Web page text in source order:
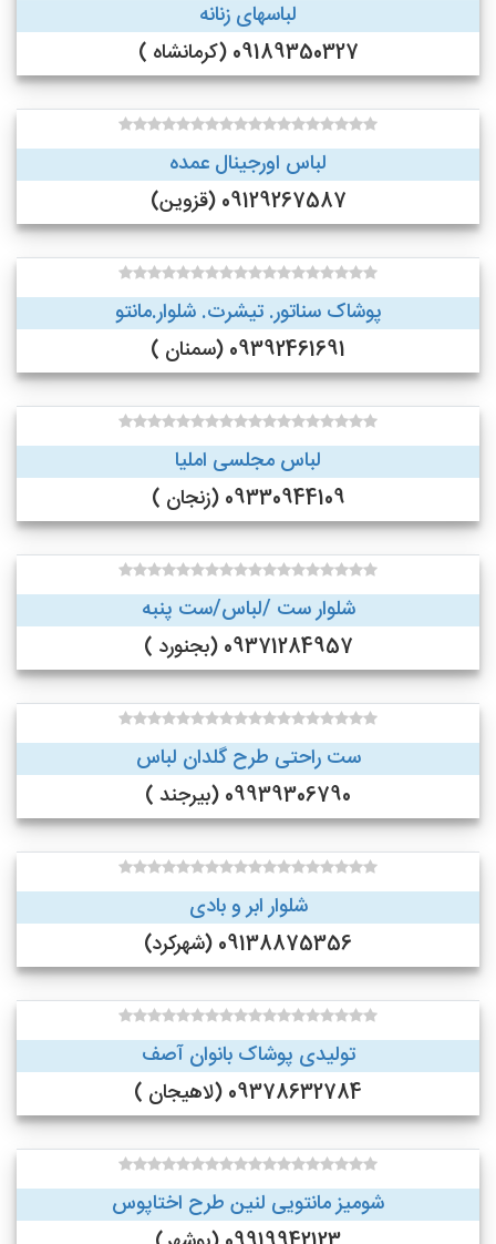
لباسهای زنانه
09189350327 (کرمانشاه )
لباس اورجینال عمده
09129267587 (قزوین)
پوشاک سناتور. تیشرت. شلوار.مانتو
09392461691 (سمنان )
لباس مجلسی املیا
09330944109 (زنجان )
شلوار ست /لباس/ست پنبه
09371284957 (بجنورد )
ست راحتی طرح گلدان لباس
09939306790 (بیرجند )
شلوار ابر و بادی
09138875356 (شهرکرد)
تولیدی پوشاک بانوان آصف
09378632784 (لاهیجان )
شومیز مانتویی لنین طرح اختاپوس